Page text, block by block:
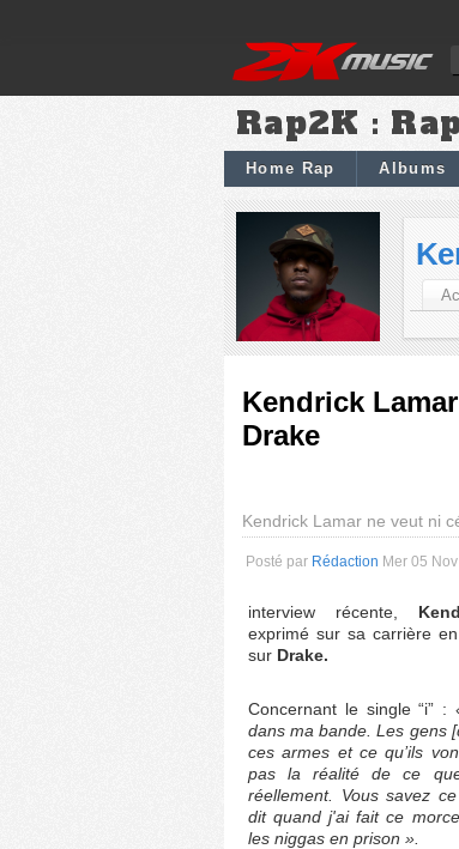
Rap2K :
Home Rap Albums
Kendrick
Drake
Kendrick Lamar ne veut ni
Posté par Rédaction Mer 05
interview récente,
exprimé sur sa carrière
sur Drake.
Concernant le single “i” :
dans ma bande. Les gens
ces armes et ce qu’ils
pas la réalité de ce
réellement. Vous savez
dit quand j'ai fait ce
les niggas en prison ».